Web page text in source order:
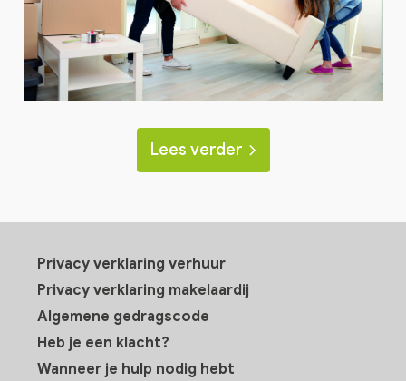
Lees verder
Privacy verklaring verhuur
Privacy verklaring makelaardij
Algemene gedragscode
Heb je een klacht?
Wanneer je hulp nodig hebt